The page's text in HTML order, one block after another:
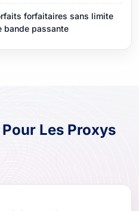
forfaitaires sans limite
bande passante
Les Proxys